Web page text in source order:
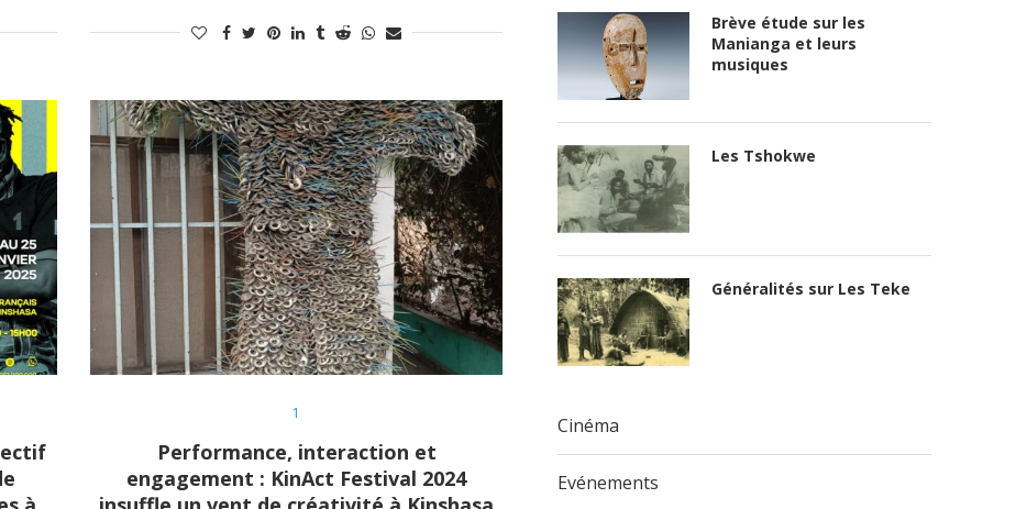
1
Performance, interaction et
engagement : KinAct Festival 2024
Brève étude sur les
Manianga et leurs
musiques
Les Tshokwe
Généralités sur Les Teke
Cinéma
Evénements